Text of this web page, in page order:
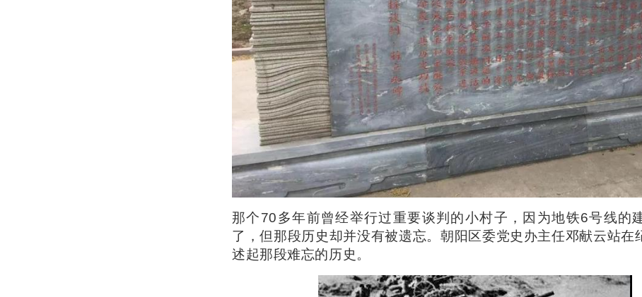
那个70多年前曾经举行过重要谈判的小村子，因为地铁6号线的
了，但那段历史却并没有被遗忘。朝阳区委党史办主任邓献云站在
述起那段难忘的历史。